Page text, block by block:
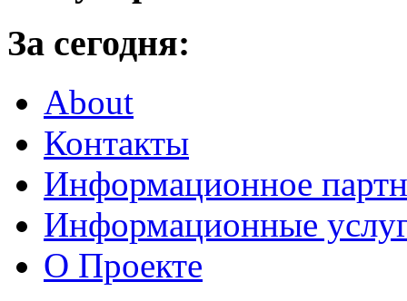
За сегодня:
About
Контакты
Информационное
Информационные
О Проекте